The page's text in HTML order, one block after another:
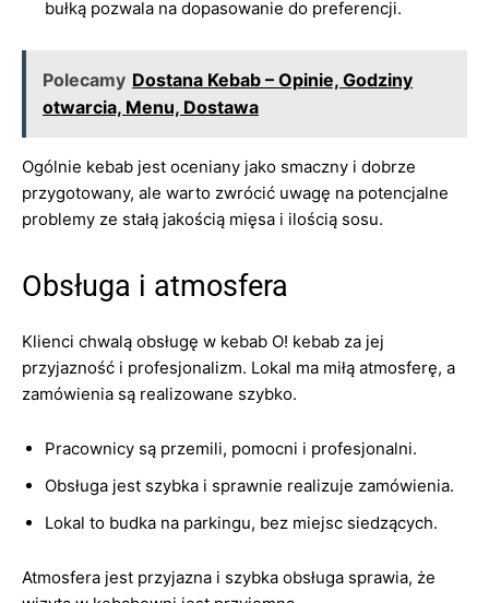
bułką pozwala na dopasowanie do preferencji.
Polecamy Dostana Kebab – Opinie, Godziny
otwarcia, Menu, Dostawa
Ogólnie kebab jest oceniany jako smaczny i dobrze
przygotowany, ale warto zwrócić uwagę na potencjalne
problemy ze stałą jakością mięsa i ilością sosu.
Obsługa i atmosfera
Klienci chwalą obsługę w kebab O! kebab za jej
przyjazność i profesjonalizm. Lokal ma miłą atmosferę, a
zamówienia są realizowane szybko.
Pracownicy są przemili, pomocni i profesjonalni.
Obsługa jest szybka i sprawnie realizuje zamówienia.
Lokal to budka na parkingu, bez miejsc siedzących.
Atmosfera jest przyjazna i szybka obsługa sprawia, że